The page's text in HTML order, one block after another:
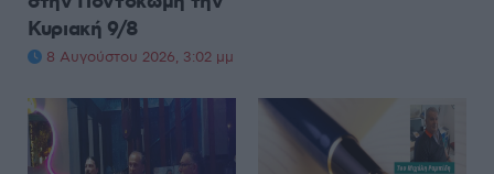
Κυριακή 9/8
8 Αυγούστου 2026, 3:02 μμ